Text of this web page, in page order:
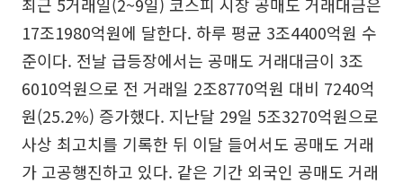
17조1980억원에 달한다. 하루 평균 3조4400억원 수
준이다. 전날 급등장에서는 공매도 거래대금이 3조
6010억원으로 전 거래일 2조8770억원 대비 7240억
원(25.2%) 증가했다. 지난달 29일 5조3270억원으로
사상 최고치를 기록한 뒤 이달 들어서도 공매도 거래
가 고공행진하고 있다. 같은 기간 외국인 공매도 거래